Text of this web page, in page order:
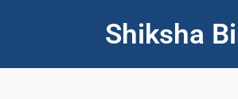
Shiksha